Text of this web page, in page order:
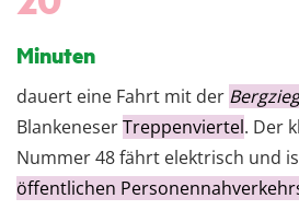
Minuten
dauert eine Fahrt mit der
BlankeneserTreppenviertel. Der
Nummer 48 fährt elektrisch und
öffentlichen